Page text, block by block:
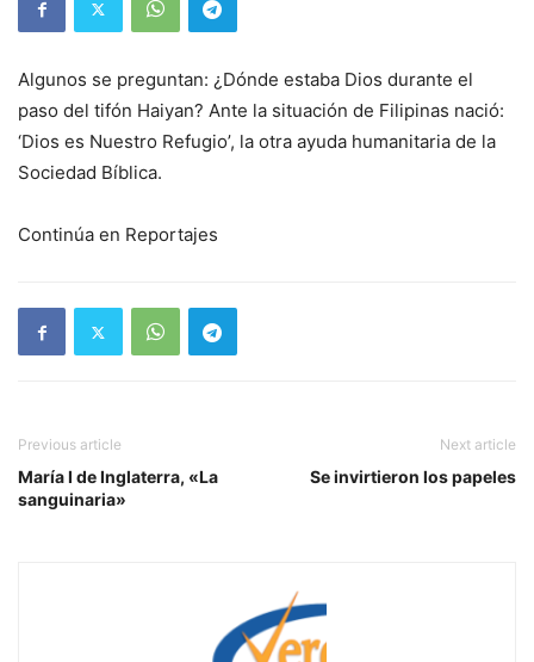
Algunos se preguntan: ¿Dónde estaba Dios durante el
paso del tifón Haiyan? Ante la situación de Filipinas nació:
‘Dios es Nuestro Refugio’, la otra ayuda humanitaria de la
Sociedad Bíblica.
Continúa en Reportajes
Previous article
María I de Inglaterra, «La
sanguinaria»
Next article
Se invirtieron los papeles